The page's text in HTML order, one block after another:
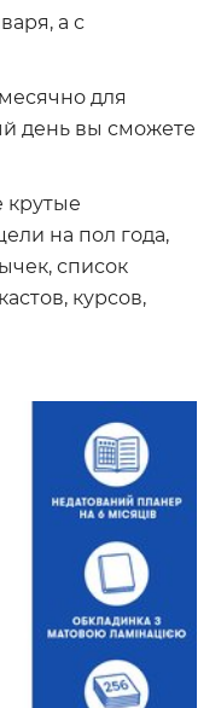
а с
для
день вы сможете
крутые
на пол года,
список
курсов,